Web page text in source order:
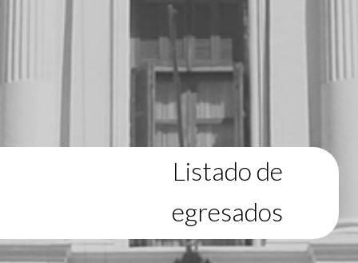
Listado de
egresados